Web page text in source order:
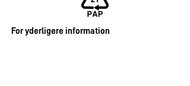
​For yderligere information